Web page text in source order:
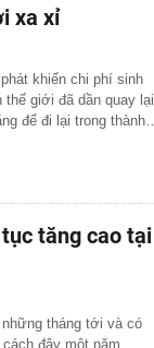
tới
cao
sống
xa xỉ
khiến chi phí sinh
giới đã dần quay lại
để đi lại trong thành…
tăng cao tại
tháng tới và có
đây một năm.